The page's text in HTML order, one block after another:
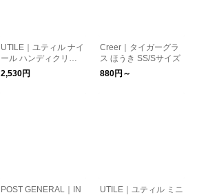
UTILE｜ユティル ナイ
ール ハンディクリー
ナースタンド
2,530円
Creer｜タイガーグラ
ス ほうき SS/Sサイズ
880円～
POST GENERAL｜IN
UTILE｜ユティル ミニ